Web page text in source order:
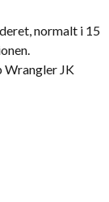
normalt i 15
Wrangler JK